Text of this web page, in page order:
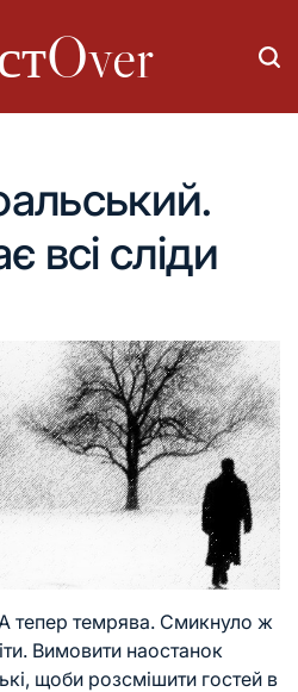
всі сліди
тепер темрява. Смикнуло ж
Вимовити наостанок
щоби розсмішити гостей в